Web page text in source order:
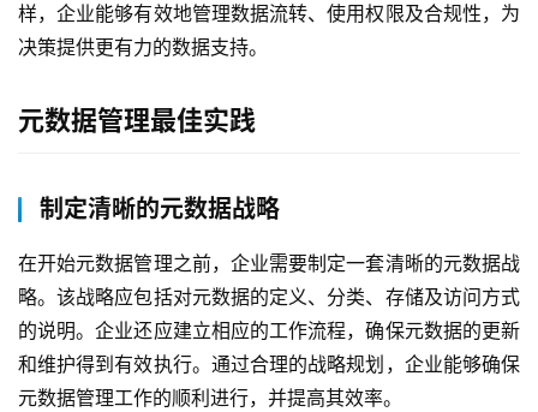
样，企业能够有效地管理数据流转、使用权限及合规性，为
决策提供更有力的数据支持。
元数据管理最佳实践
制定清晰的元数据战略
在开始元数据管理之前，企业需要制定一套清晰的元数据战
略。该战略应包括对元数据的定义、分类、存储及访问方式
的说明。企业还应建立相应的工作流程，确保元数据的更新
和维护得到有效执行。通过合理的战略规划，企业能够确保
元数据管理工作的顺利进行，并提高其效率。